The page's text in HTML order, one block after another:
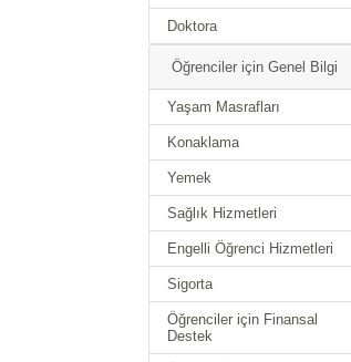
Doktora
Öğrenciler için Genel Bilgi
Yaşam Masrafları
Konaklama
Yemek
Sağlık Hizmetleri
Engelli Öğrenci Hizmetleri
Sigorta
Öğrenciler için Finansal
Destek